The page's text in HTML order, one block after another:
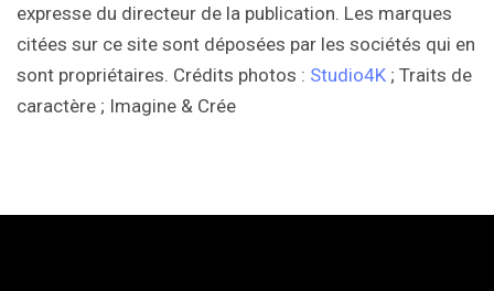
expresse du directeur de la publication. Les marques
citées sur ce site sont déposées par les sociétés qui en
sont propriétaires. Crédits photos : Studio4K ; Traits de
caractère ; Imagine & Crée